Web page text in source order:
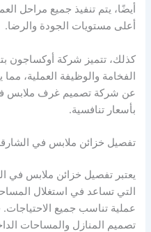
أيضًا، يتم تنفيذ جميع مراحل
أعلى مستويات الجودة والرضا.
كذلك، تتميز شركة أوكساجون
الفخامة والوظيفة العملية،
عن شركة تصميم غرف ملابس في
بأسعار تنافسية.
تفصيل خزائن ملابس في
يعتبر تفصيل خزائن ملابس في
التي تساعد في استغلال
عملية تناسب جميع
تصميم المنازل والمساحات